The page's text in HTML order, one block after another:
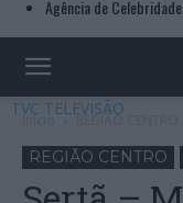
Agência de
TVC TELEVISÃO
Início REGIÃO CENTRO
REGIÃO CENTRO